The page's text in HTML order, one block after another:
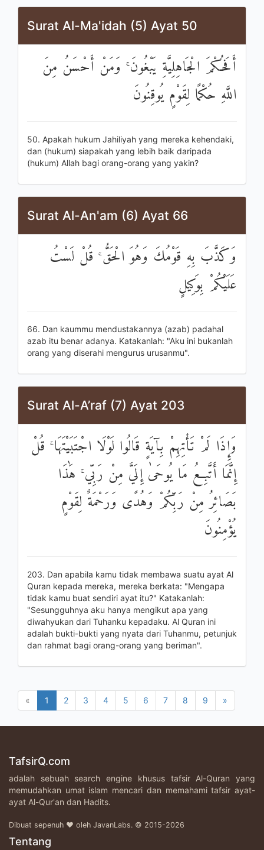
Surat Al-Ma'idah (5) Ayat 50
أَفَحُكْمَ الْجَاهِلِيَّةِ يَبْغُونَ ۚ وَمَنْ أَحْسَنُ مِنَ
اللَّهِ حُكْمًا لِقَوْمٍ يُوقِنُونَ
50. Apakah hukum Jahiliyah yang mereka kehendaki,
dan (hukum) siapakah yang lebih baik daripada
(hukum) Allah bagi orang-orang yang yakin?
Surat Al-An'am (6) Ayat 66
وَكَذَّبَ بِهِ قَوْمُكَ وَهُوَ الْحَقُّ ۚ قُلْ لَسْتُ
عَلَيْكُمْ بِوَكِيلٍ
66. Dan kaummu mendustakannya (azab) padahal
azab itu benar adanya. Katakanlah: "Aku ini bukanlah
orang yang diserahi mengurus urusanmu".
Surat Al-A’raf (7) Ayat 203
وَإِذَا لَمْ تَأْتِهِمْ بِآيَةٍ قَالُوا لَوْلَا اجْتَبَيْتَهَا ۚ قُلْ
إِنَّمَا أَتَّبِعُ مَا يُوحَىٰ إِلَيَّ مِنْ رَبِّي ۚ هَٰذَا
بَصَائِرُ مِنْ رَبِّكُمْ وَهُدًى وَرَحْمَةٌ لِقَوْمٍ
يُؤْمِنُونَ
203. Dan apabila kamu tidak membawa suatu ayat Al
Quran kepada mereka, mereka berkata: "Mengapa
tidak kamu buat sendiri ayat itu?" Katakanlah:
"Sesungguhnya aku hanya mengikut apa yang
diwahyukan dari Tuhanku kepadaku. Al Quran ini
adalah bukti-bukti yang nyata dari Tuhanmu, petunjuk
dan rahmat bagi orang-orang yang beriman".
« 1 2 3 4 5 6 7 8 9 »
TafsirQ.com
adalah sebuah search engine khusus tafsir Al-Quran yang
memudahkan umat islam mencari dan memahami tafsir ayat-
ayat Al-Qur'an dan Hadits.
Dibuat sepenuh ♥ oleh JavanLabs. © 2015-2026
Tentang